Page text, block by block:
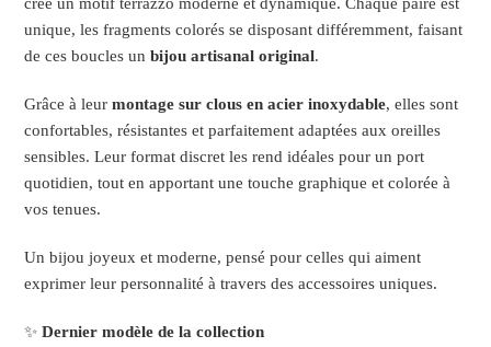
unique, les fragments colorés se disposant différemment, faisant
de ces boucles unbijou artisanal original.
Grâce à leurmontage sur clous en acier inoxydable, elles sont
confortables, résistantes et parfaitement adaptées aux oreilles
sensibles. Leur format discret les rend idéales pour un port
quotidien, tout en apportant une touche graphique et colorée à
vos tenues.
Un bijou joyeux et moderne, pensé pour celles qui aiment
exprimer leur personnalité à travers des accessoires uniques.
✨Dernier modèle de la collection